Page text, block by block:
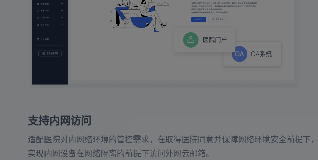
支持内网访问
适配医院对内网络环境的管控需求，在取得医院同意并保障网络环境安全前提下，
实现内网设备在网络隔离的前提下访问外网云邮箱。